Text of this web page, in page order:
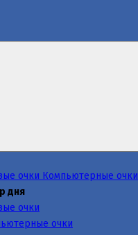
очки Компьютерные очки
дня
очки
очки